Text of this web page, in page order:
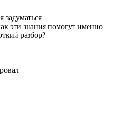
задуматься
эти знания помогут именно
разбор?